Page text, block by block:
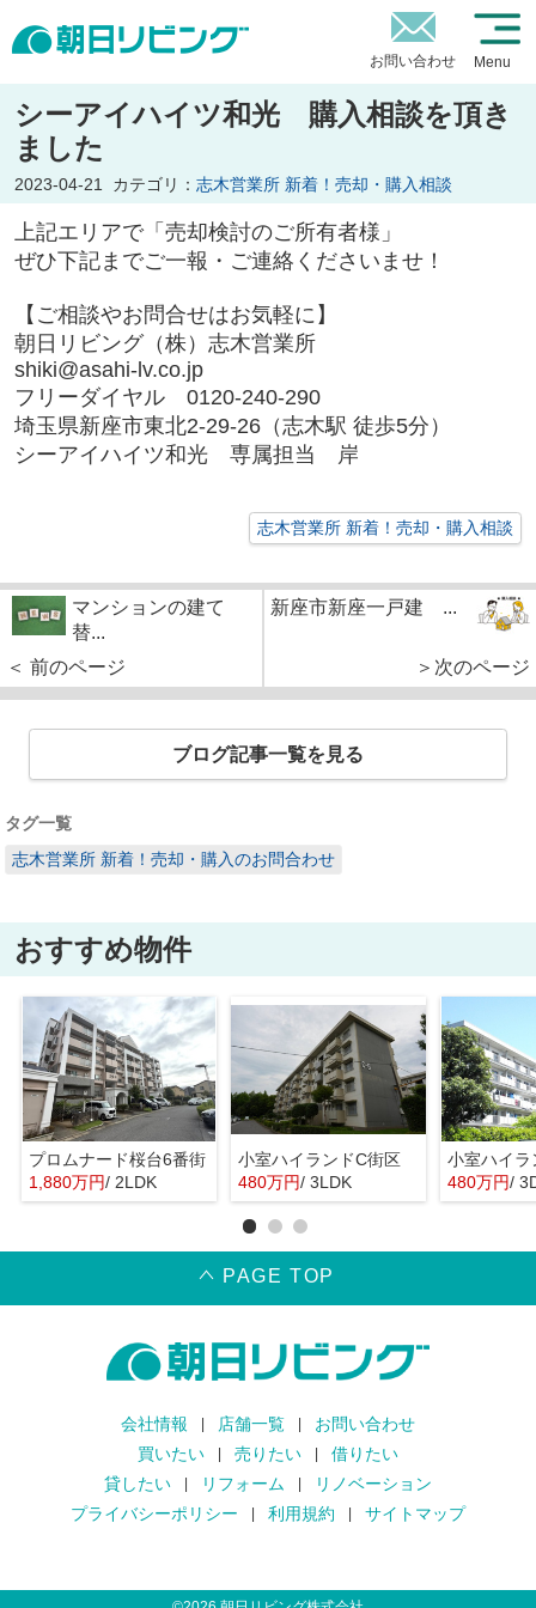
お問い合わせ Menu
シーアイハイツ和光 購入相談を頂き
ました
2023-04-21 カテゴリ： 志木営業所 新着！売却・購入相談
上記エリアで「売却検討のご所有者様」
ぜひ下記までご一報・ご連絡くださいませ！
【ご相談やお問合せはお気軽に】
朝日リビング（株）志木営業所
shiki@asahi-lv.co.jp
フリーダイヤル 0120-240-290
埼玉県新座市東北2-29-26（志木駅 徒歩5分）
シーアイハイツ和光 専属担当 岸
志木営業所 新着！売却・購入相談
マンションの建て
替...
＜ 前のページ
新座市新座一戸建 ...
＞次のページ
ブログ記事一覧を見る
タグ一覧
志木営業所 新着！売却・購入のお問合わせ
おすすめ物件
プロムナード桜台6番街
1,880万円/ 2LDK
小室ハイランドC街区
480万円/ 3LDK
小室ハイラ
480万円/
PAGE TOP
会社情報 店舗一覧
お問い合わせ
買いたい
売りたい
借りたい
貸したい
リフォーム
リノベーション
プライバシーポリシー
利用規約 サイトマップ